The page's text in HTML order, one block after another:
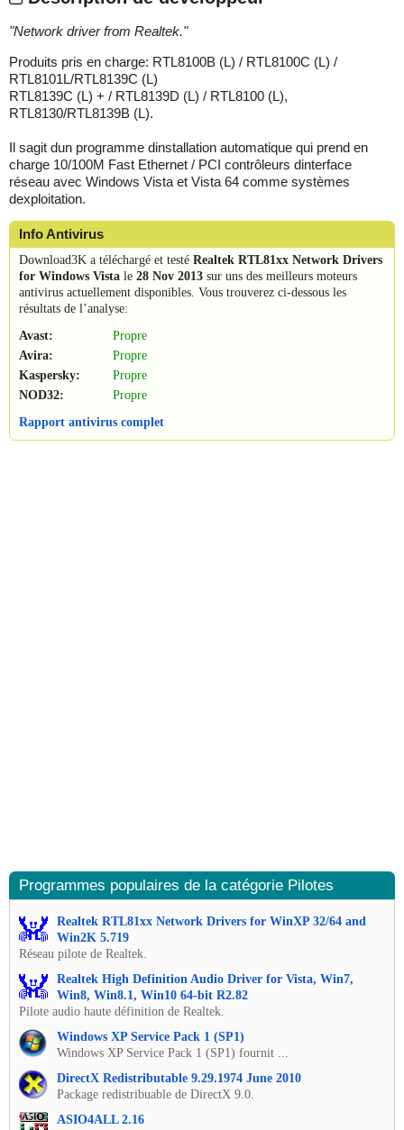
"Network driver from Realtek."
Produits pris en charge: RTL8100B (L) / RTL8100C (L) /
RTL8101L/RTL8139C (L)
RTL8139C (L) + / RTL8139D (L) / RTL8100 (L),
RTL8130/RTL8139B (L).
Il sagit dun programme dinstallation automatique qui prend en
charge 10/100M Fast Ethernet / PCI contrôleurs dinterface
réseau avec Windows Vista et Vista 64 comme systèmes
dexploitation.
Info Antivirus
Download3K a téléchargé et testé Realtek RTL81xx Network Drivers
for Windows Vista le 28 Nov 2013 sur uns des meilleurs moteurs
antivirus actuellement disponibles. Vous trouverez ci-dessous les
résultats de l’analyse:
Avast:
Propre
Avira:
Propre
Kaspersky:
Propre
NOD32:
Propre
Rapport antivirus complet
Programmes populaires de la catégorie Pilotes
Realtek RTL81xx Network Drivers for WinXP 32/64 and
Win2K 5.719
Réseau pilote de Realtek.
Realtek High Definition Audio Driver for Vista, Win7,
Win8, Win8.1, Win10 64-bit R2.82
Pilote audio haute définition de Realtek.
Windows XP Service Pack 1 (SP1)
Windows XP Service Pack 1 (SP1) fournit ...
DirectX Redistributable 9.29.1974 June 2010
Package redistribuable de DirectX 9.0.
ASIO4ALL 2.16